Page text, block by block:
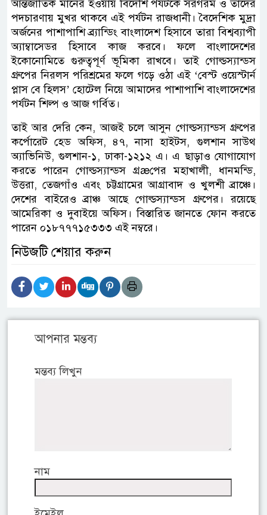
আন্তর্জাতিক মানের হওয়ায় বিদেশি পর্যটকে সরগরম ও তাদের
পদচারণায় মুখর থাকবে এই পর্যটন রাজধানী। বৈদেশিক মুদ্রা
অর্জনের পাশাপাশি ব্র্যান্ডিং বাংলাদেশ হিসাবে তারা বিশ্বব্যাপী
অ্যাম্বাসেডর হিসাবে কাজ করবে। ফলে বাংলাদেশের
ইকোনোমিতে গুরুত্বপূর্ণ ভূমিকা রাখবে। তাই গোল্ডস্যান্ডস
গ্রুপের নিরলস পরিশ্রমের ফলে গড়ে ওঠা এই ‘বেস্ট ওয়েস্টার্ন
প্লাস বে হিলস’ হোটেল নিয়ে আমাদের পাশাপাশি বাংলাদেশের
পর্যটন শিল্প ও আজ গর্বিত।
তাই আর দেরি কেন, আজই চলে আসুন গোল্ডস্যান্ডস গ্রুপের
কর্পোরেট হেড অফিস, ৪৭, নাসা হাইটস, গুলশান সাউথ
অ্যাভিনিউ, গুলশান-১, ঢাকা-১২১২ এ। এ ছাড়াও যোগাযোগ
করতে পারেন গোল্ডস্যান্ডস গ্রæপের মহাখালী, ধানমন্ডি,
উত্তরা, তেজগাঁও এবং চট্টগ্রামের আগ্রাবাদ ও খুলশী ব্রাঞ্চে।
দেশের বাইরেও ব্রাঞ্চ আছে গোল্ডস্যান্ডস গ্রুপের। রয়েছে
আমেরিকা ও দুবাইয়ে অফিস। বিস্তারিত জানতে ফোন করতে
পারেন ০১৮৭৭৭১৫৩৩৩ এই নম্বরে।
নিউজটি শেয়ার করুন
আপনার মন্তব্য
মন্তব্য লিখুন
নাম